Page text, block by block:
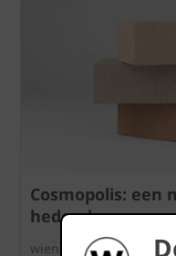
Cosmopolis: een
hedendaagse
wienerberger